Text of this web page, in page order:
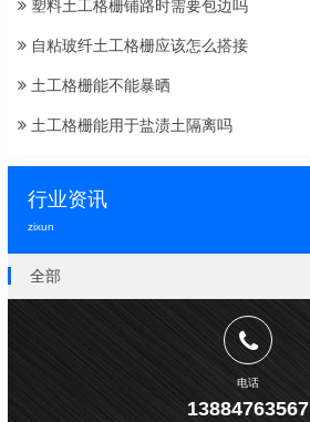
塑料土工格栅铺路时需要包边吗
自粘玻纤土工格栅应该怎么搭接
土工格栅能不能暴晒
土工格栅能用于盐渍土隔离吗
行业资讯
zixun
全部
电话
13884763567